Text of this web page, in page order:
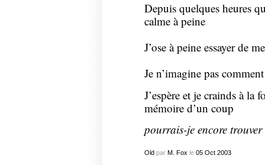
Depuis quelques heures
calme à peine
J’ose à peine essayer de
Je n’imagine pas
J’espère et je crainds à
mémoire d’un coup
pourrais-je encore
Old par M. Fox le 05 Oct 2003